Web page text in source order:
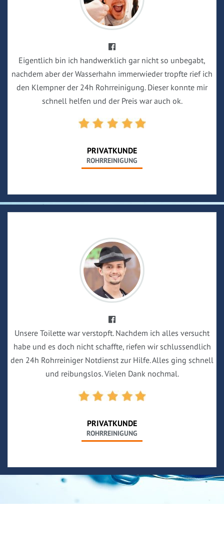
Eigentlich bin ich handwerklich gar nicht so unbegabt,
nachdem aber der Wasserhahn immerwieder tropfte rief ich
den Klempner der 24h Rohrreinigung. Dieser konnte mir
schnell helfen und der Preis war auch ok.
PRIVATKUNDE
ROHRREINIGUNG
Unsere Toilette war verstopft. Nachdem ich alles versucht
habe und es doch nicht schaffte, riefen wir schlussendlich
den 24h Rohrreiniger Notdienst zur Hilfe. Alles ging schnell
und reibungslos. Vielen Dank nochmal.
PRIVATKUNDE
ROHRREINIGUNG